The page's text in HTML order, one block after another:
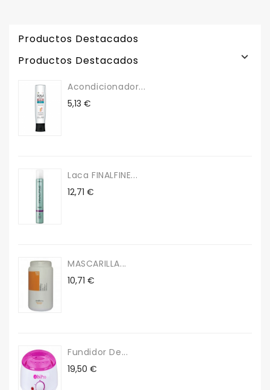
Productos Destacados
Productos Destacados

Acondicionador...
Precio
5,13 €
Laca FINALFINE...
Precio
12,71 €
MASCARILLA...
Precio
10,71 €
Fundidor De...
Precio
19,50 €